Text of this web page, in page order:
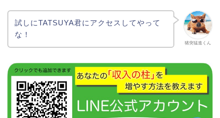
猪突猛進くん
試しにTATSUYA君にアクセスしてやって
な！